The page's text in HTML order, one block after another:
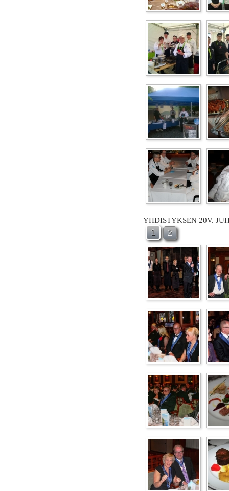
YHDISTYKSEN 20V.
1 2